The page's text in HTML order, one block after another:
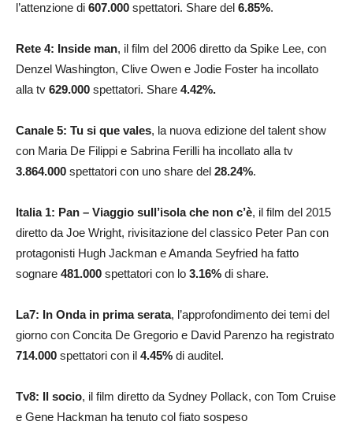
l’attenzione di 607.000 spettatori. Share del 6.85%.
Rete 4: Inside man, il film del 2006 diretto da Spike Lee, con
Denzel Washington, Clive Owen e Jodie Foster ha incollato
alla tv 629.000 spettatori. Share 4.42%.
Canale 5: Tu si que vales, la nuova edizione del talent show
con Maria De Filippi e Sabrina Ferilli ha incollato alla tv
3.864.000 spettatori con uno share del 28.24%.
Italia 1: Pan – Viaggio sull’isola che non c’è, il film del 2015
diretto da Joe Wright, rivisitazione del classico Peter Pan con
protagonisti Hugh Jackman e Amanda Seyfried ha fatto
sognare 481.000 spettatori con lo 3.16% di share.
La7: In Onda in prima serata, l’approfondimento dei temi del
giorno con Concita De Gregorio e David Parenzo ha registrato
714.000 spettatori con il 4.45% di auditel.
Tv8: Il socio, il film diretto da Sydney Pollack, con Tom Cruise
e Gene Hackman ha tenuto col fiato sospeso